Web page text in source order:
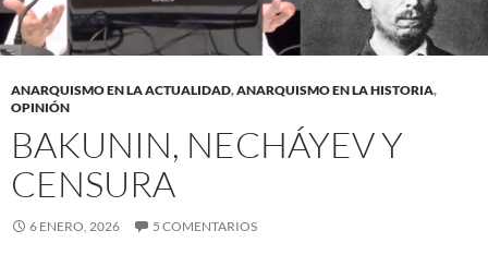
ANARQUISMO EN LA ACTUALIDAD,ANARQUISMO EN LA HISTORIA,
OPINIÓN
BAKUNIN, NECHÁYEV Y
CENSURA
6 ENERO, 2026 5 COMENTARIOS